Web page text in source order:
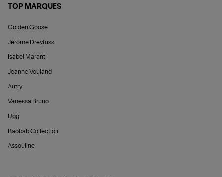
TOP MARQUES
Golden Goose
Jérôme Dreyfuss
Isabel Marant
Jeanne Vouland
Autry
Vanessa Bruno
Ugg
Baobab Collection
Assouline